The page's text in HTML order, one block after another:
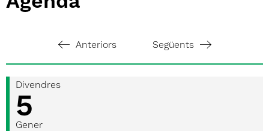
Anteriors Següents
Divendres
5
Gener